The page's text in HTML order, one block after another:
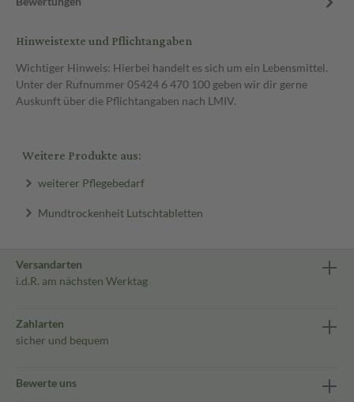
Hinweistexte und Pflichtangaben
Wichtiger Hinweis: Hierbei handelt es sich um ein Lebensmittel.
Unter der Rufnummer 05424 6 470 100 geben wir dir gerne
Auskunft über die Pflichtangaben nach LMIV.
Weitere Produkte aus:
weiterer Pflegebedarf
Mundtrockenheit Lutschtabletten
Versandarten
i.d.R. am nächsten Werktag
Zahlarten
sicher und bequem
Bewerte uns